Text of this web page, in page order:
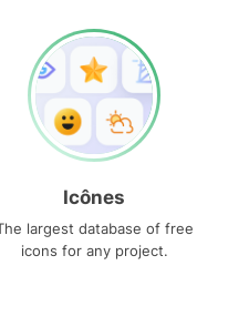
Icônes
largest database of free
icons for any project.